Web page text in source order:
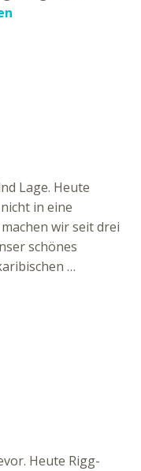
Lage. Heute
in eine
wir seit drei
schönes
…
Heute Rigg-